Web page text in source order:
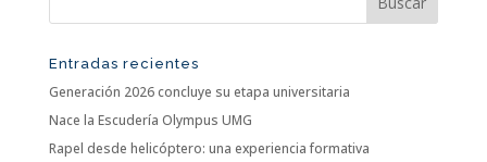
Entradas recientes
Generación 2026 concluye su etapa universitaria
Nace la Escudería Olympus UMG
Rapel desde helicóptero: una experiencia formativa